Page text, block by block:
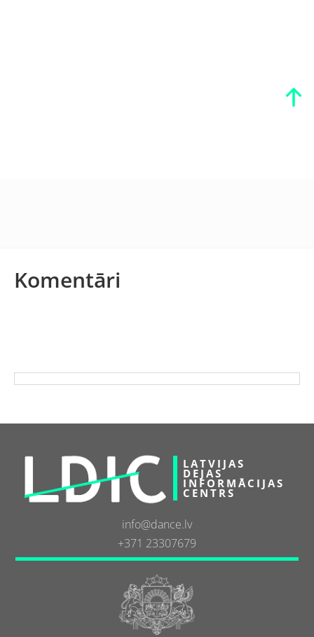
Komentāri
LATVIJAS
DEJAS
INFORMĀCIJAS
CENTRS
info@dance.lv
+371 23307679